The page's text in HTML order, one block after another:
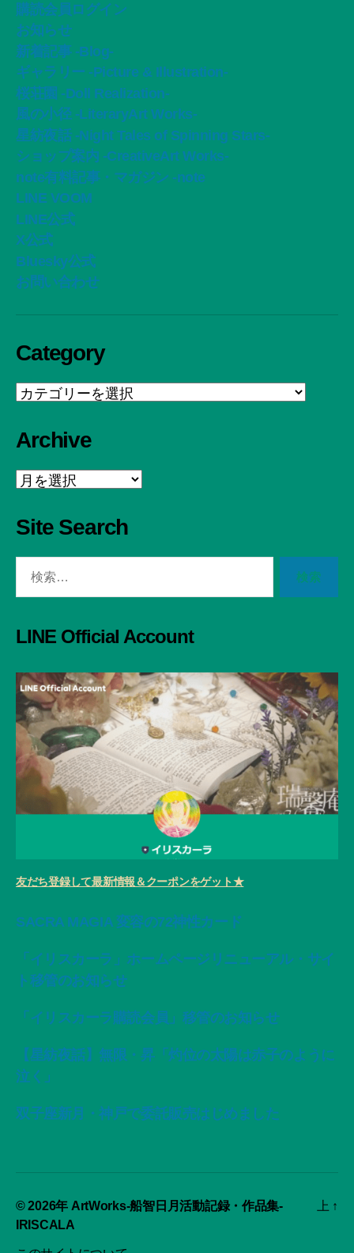
購読会員ログイン
お知らせ
新着記事 -Blog-
ギャラリー -Picture & Illustration-
桜荘園 -Doll Realization-
風の小径 -LiteraryArt Works-
星紡夜話 -Night Tales of Spinning Stars-
ショップ案内 -CreativeArt Works-
note有料記事・マガジン -note
LINE VOOM
LINE公式
X公式
Bluesky公式
お問い合わせ
Category
Category
Archive
Archive
Site Search
LINE Official Account
友だち登録して最新情報＆クーポンをゲット★
SACRA MAGIA 変容の72神性カード
「イリスカーラ」ホームページリニューアル・サイ
ト移管のお知らせ
「イリスカーラ購読会員」移管のお知らせ
【星紡夜話】無限・昇「灼位の太陽は赤子のように
泣く」
双子座新月・神戸で委託販売はじめました
© 2026年 ArtWorks-船智日月活動記録・作品集-
IRISCALA
上 ↑